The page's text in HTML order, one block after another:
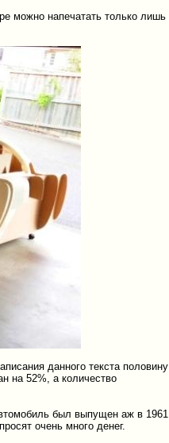
можно напечатать только лишь
данного текста половину
на 52%, а количество
был выпущен аж в 1961
очень много денег.